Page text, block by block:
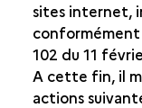
sites internet,
conformément
102 du 11
A cette fin, il
actions